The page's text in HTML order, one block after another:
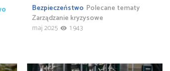
Bezpieczeństwo Polecane tematy
Zarządzanie kryzysowe
maj 2025
1 943